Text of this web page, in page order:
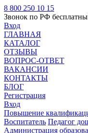
8 800 250 10 15
Звонок по РФ
Вход
ГЛАВНАЯ
КАТАЛОГ
ОТЗЫВЫ
ВОПРОС-ОТВЕТ
ВАКАНСИИ
КОНТАКТЫ
БЛОГ
Регистрация
Вход
Повышение
Воспитатель Педагог
Администрация